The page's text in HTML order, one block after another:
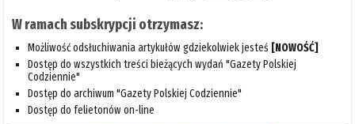
W ramach subskrypcji otrzymasz:
Możliwość odsłuchiwania artykułów gdziekolwiek jesteś [NOWOŚĆ]
Dostęp do wszystkich treści bieżących wydań "Gazety Polskiej
Codziennie"
Dostęp do archiwum "Gazety Polskiej Codziennie"
Dostęp do felietonów on-line